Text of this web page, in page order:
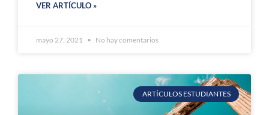
VER ARTÍCULO »
mayo 27, 2021 No hay comentarios
ARTÍCULOS ESTUDIANTES